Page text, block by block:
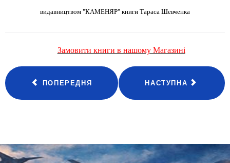
видавництвом "КАМЕНЯР" книги Тараса Шевченка
Замовити книги в нашому Магазині
ПОПЕРЕДНЯ НАСТУПНА